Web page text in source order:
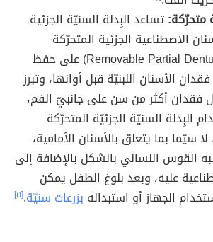
متحرّكة:تساعد البِدلة السنيّة الجزئية
الاصطناعية الجزئية المتحرّكة
(بالإنجليزيّة: Removable Partial Dentures) على حفظ
الأسنان اللبنيّة قبل أوانها، وتبرز
فقدان أكثر من سن على جانبيّ الفم،
البِدلة السنيّة الجزئيّة المتحرّكة
سيّما بما يتعلق بالأسنان الأمامية،
القوس اللساني بالشكل بالإضافة إلى
عليه، وبعد بلوغ الطفل يمكن
الجهاز أو استبداله بزرعات سنيّة.[٥]